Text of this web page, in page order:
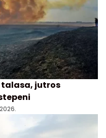
jutros